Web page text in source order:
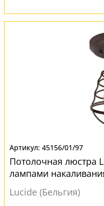
45156/01/97
Потолочная люстра
лампами
Lucide (Бельгия)